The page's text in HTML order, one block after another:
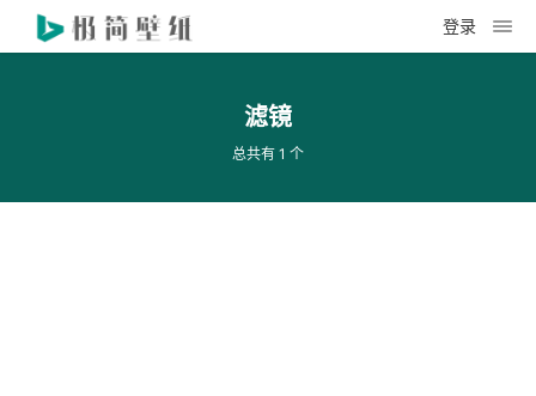
登录
滤镜
总共有 1 个